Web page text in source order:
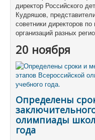
директор Российского
Кудряшов,
советники директоров
организаций разных
20 ноября
Определены
олимпиады
года